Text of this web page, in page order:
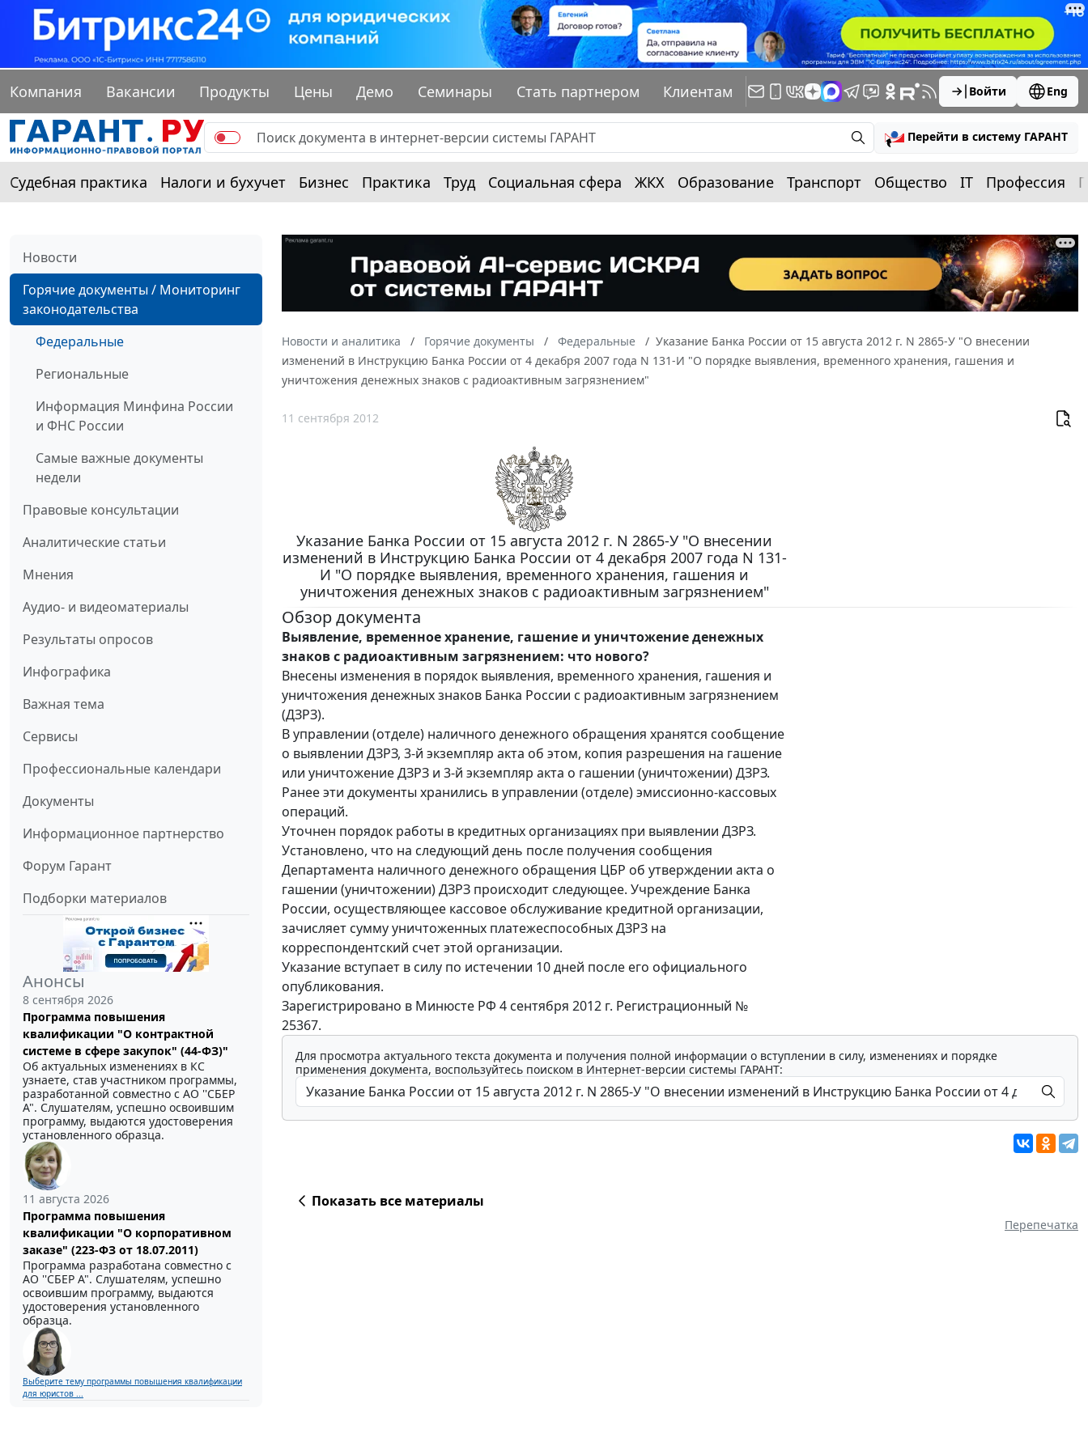
Компания Вакансии Продукты Цены Демо Семинары Стать партнером Клиентам Войти Eng
Перейти в систему ГАРАНТ
Судебная практика Налоги и бухучет Бизнес Практика Труд Социальная сфера ЖКХ Образование Транспорт Общество IT Профессия
Новости
Горячие документы / Мониторинг
законодательства
Федеральные
Региональные
Информация Минфина России
и ФНС России
Самые важные документы
недели
Правовые консультации
Аналитические статьи
Мнения
Аудио- и видеоматериалы
Результаты опросов
Инфографика
Важная тема
Сервисы
Профессиональные календари
Документы
Информационное партнерство
Форум Гарант
Подборки материалов
Анонсы
8 сентября 2026
Программа повышения
квалификации "О контрактной
системе в сфере закупок" (44-ФЗ)"
Об актуальных изменениях в КС
узнаете, став участником программы,
разработанной совместно с АО ''СБЕР
А". Слушателям, успешно освоившим
программу, выдаются удостоверения
установленного образца.
11 августа 2026
Программа повышения
квалификации "О корпоративном
заказе" (223-ФЗ от 18.07.2011)
Программа разработана совместно с
АО ''СБЕР А". Слушателям, успешно
освоившим программу, выдаются
удостоверения установленного
образца.
Выберите тему программы повышения квалификации
для юристов ...
Новости и аналитика Горячие документы Федеральные
Указание Банка России от 15 августа 2012 г. N 2865-У "О внесении
изменений в Инструкцию Банка России от 4 декабря 2007 года N 131-И "О порядке выявления, временного хранения, гашения и
уничтожения денежных знаков с радиоактивным загрязнением"
11 сентября 2012
Указание Банка России от 15 августа 2012 г. N 2865-У "О внесении
изменений в Инструкцию Банка России от 4 декабря 2007 года N 131-
И "О порядке выявления, временного хранения, гашения и
уничтожения денежных знаков с радиоактивным загрязнением"
Обзор документа
Выявление, временное хранение, гашение и уничтожение денежных
знаков с радиоактивным загрязнением: что нового?
Внесены изменения в порядок выявления, временного хранения, гашения и
уничтожения денежных знаков Банка России с радиоактивным загрязнением
(ДЗРЗ).
В управлении (отделе) наличного денежного обращения хранятся сообщение
о выявлении ДЗРЗ, 3-й экземпляр акта об этом, копия разрешения на гашение
или уничтожение ДЗРЗ и 3-й экземпляр акта о гашении (уничтожении) ДЗРЗ.
Ранее эти документы хранились в управлении (отделе) эмиссионно-кассовых
операций.
Уточнен порядок работы в кредитных организациях при выявлении ДЗРЗ.
Установлено, что на следующий день после получения сообщения
Департамента наличного денежного обращения ЦБР об утверждении акта о
гашении (уничтожении) ДЗРЗ происходит следующее. Учреждение Банка
России, осуществляющее кассовое обслуживание кредитной организации,
зачисляет сумму уничтоженных платежеспособных ДЗРЗ на
корреспондентский счет этой организации.
Указание вступает в силу по истечении 10 дней после его официального
опубликования.
Зарегистрировано в Минюсте РФ 4 сентября 2012 г. Регистрационный №
25367.
Для просмотра актуального текста документа и получения полной информации о вступлении в силу, изменениях и порядке
применения документа, воспользуйтесь поиском в Интернет-версии системы ГАРАНТ:
Показать все материалы
Перепечатка